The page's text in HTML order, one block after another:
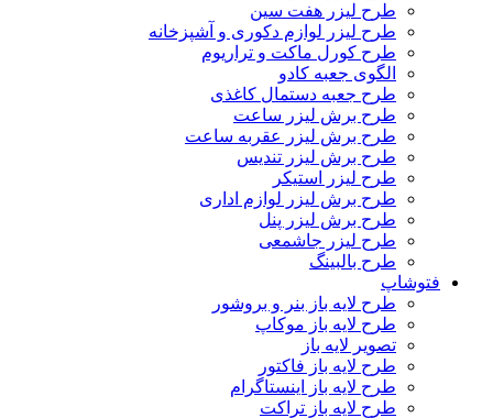
طرح لیزر هفت سین
طرح لیزر لوازم دکوری و آشپزخانه
طرح کورل ماکت و تراریوم
الگوی جعبه کادو
طرح جعبه دستمال کاغذی
طرح برش لیزر ساعت
طرح برش لیزر عقربه ساعت
طرح برش لیزر تندیس
طرح لیزر استیکر
طرح برش لیزر لوازم اداری
طرح برش لیزر پنل
طرح لیزر جاشمعی
طرح بالبینگ
فتوشاپ
طرح لایه باز بنر و بروشور
طرح لایه باز موکاپ
تصویر لایه باز
طرح لایه باز فاکتور
طرح لایه باز اینستاگرام
طرح لایه باز تراکت